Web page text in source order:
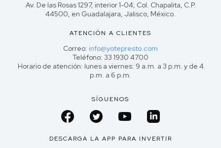
Av. De las Rosas 1297, interior 1-04, Col. Chapalita, C.P.
44500, en Guadalajara, Jalisco, México.
ATENCIÓN A CLIENTES
Correo: info@yotepresto.com
Teléfono: 33 1930 4700
Horario de atención: lunes a viernes: 9 a.m. a 3 p.m. y de 4
p.m. a 6 p.m.
SÍGUENOS
DESCARGA LA APP PARA INVERTIR